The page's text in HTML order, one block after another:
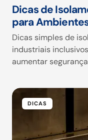
Dicas de
para
Dicas simples de
industriais
aumentar
DICAS